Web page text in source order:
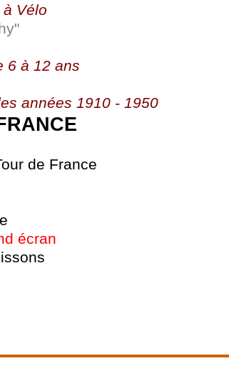
Vélo
6 à 12 ans
années 1910 - 1950
de France
écran